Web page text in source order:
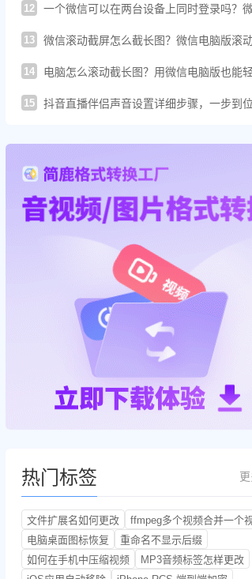
12
一个微信可以在两台设备上同时登录吗？
13
微信滚动截屏怎么截长图？微信电脑版滚
14
电脑怎么滚动截长图？用微信电脑版也能
15
抖音直播伴侣声音设置详细步骤，一步到
热门标签
文件扩展名如何更改
ffmpeg多个视频合并一个
电脑桌面图标恢复
重命名不显示后缀
如何在手机中压缩视频
MP3音频标签怎样更改